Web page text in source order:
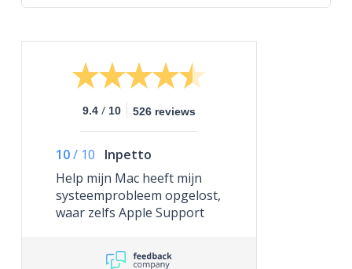
9.4 / 10 526 reviews
10/ 10
Inpetto
Help mijn Mac heeft mijn
systeemprobleem opgelost,
waar zelfs Apple Support